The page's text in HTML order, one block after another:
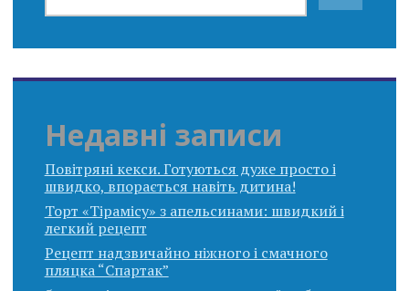
Недавні записи
Повітряні кекси. Готуються дуже просто і
швидко, впорається навіть дитина!
Торт «Тірамісу» з апельсинами: швидкий і
легкий рецепт
Рецепт надзвичайно ніжного і смачного
пляцка “Спартак”